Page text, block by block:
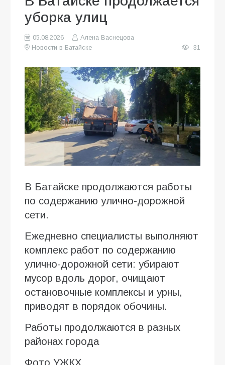
уборка улиц
05.08.2026
Алена Васнецова
Новости в Батайске
31
В Батайске продолжаются работы
по содержанию улично-дорожной
сети.
Ежедневно специалисты выполняют
комплекс работ по содержанию
улично-дорожной сети: убирают
мусор вдоль дорог, очищают
остановочные комплексы и урны,
приводят в порядок обочины.
Работы продолжаются в разных
районах города
Фото УЖКХ